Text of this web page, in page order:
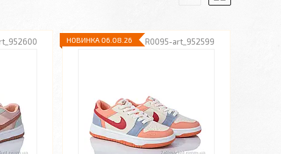
R0095-art_952599
НОВИНКА 06.08.26